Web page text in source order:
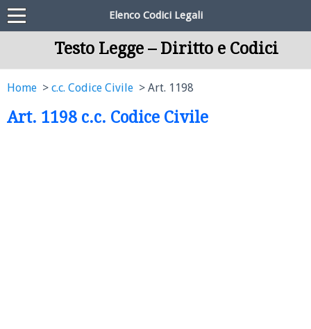
Elenco Codici Legali
Testo Legge – Diritto e Codici
Home c.c. Codice Civile Art. 1198
Art. 1198 c.c. Codice Civile